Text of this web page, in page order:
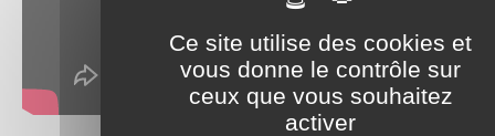
Ce site utilise des cookies et
vous donne le contrôle sur
ceux que vous souhaitez
activer